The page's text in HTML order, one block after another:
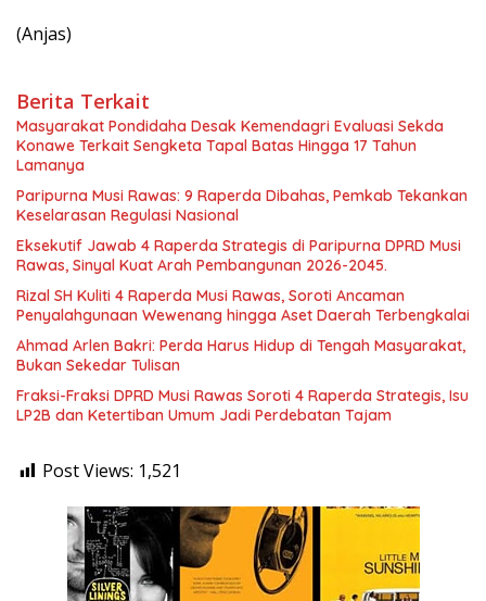
(Anjas)
Berita Terkait
Masyarakat Pondidaha Desak Kemendagri Evaluasi Sekda
Konawe Terkait Sengketa Tapal Batas Hingga 17 Tahun
Lamanya
Paripurna Musi Rawas: 9 Raperda Dibahas, Pemkab Tekankan
Keselarasan Regulasi Nasional
Eksekutif Jawab 4 Raperda Strategis di Paripurna DPRD Musi
Rawas, Sinyal Kuat Arah Pembangunan 2026-2045.
Rizal SH Kuliti 4 Raperda Musi Rawas, Soroti Ancaman
Penyalahgunaan Wewenang hingga Aset Daerah Terbengkalai
Ahmad Arlen Bakri: Perda Harus Hidup di Tengah Masyarakat,
Bukan Sekedar Tulisan
Fraksi-Fraksi DPRD Musi Rawas Soroti 4 Raperda Strategis, Isu
LP2B dan Ketertiban Umum Jadi Perdebatan Tajam
Post Views: 1,521